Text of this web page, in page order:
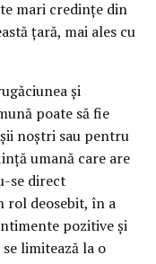
mari credințe din
țară, mai ales cu
și
poate să fie
noștri sau pentru
umană care are
se direct
rol deosebit, în a
pozitive și
limitează la o